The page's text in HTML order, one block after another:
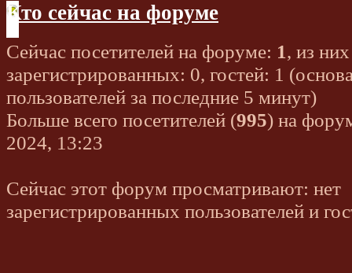
Кто сейчас на форуме
Сейчас посетителей на форуме: 1, из них
зарегистрированных: 0, гостей: 1
пользователей за последние 5 минут)
Больше всего посетителей (995) на
2024, 13:23
Сейчас этот форум просматривают: нет
зарегистрированных пользователей и